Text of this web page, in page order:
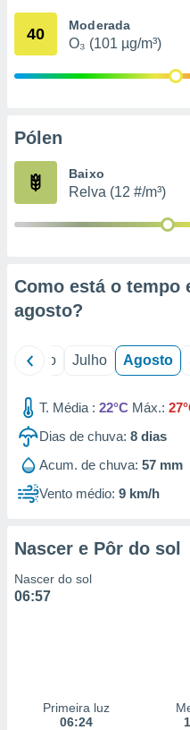
através
estudos
1199
40 Moderada
O₃ (101 µg/m³)
Pólen
Baixo
Relva (12 #/m³)
Como está o tempo
agosto?
Junho Julho Agosto
T. Média : 22°C Máx.:
Dias de chuva: 8 dias
Acum. de chuva: 57 mm
Vento médio: 9 km/h
Nascer e Pôr do sol
Nascer do sol
06:57
Primeira luz
06:24